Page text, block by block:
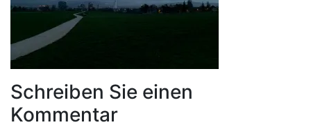
Schreiben Sie einen
Kommentar